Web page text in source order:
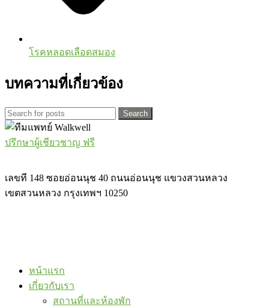
โรคหลอดเลือดสมอง
บทความที่เกี่ยวข้อง
Search
ปรึกษาผู้เชียวชาญ ฟรี
เลขที 148 ซอยอ่อนนุช 40 ถนนอ่อนนุช แขวงสวนหลวง
เขตสวนหลวง กรุงเทพฯ 10250
หน้าแรก
เกี่ยวกับเรา
สถานที่และห้องพัก